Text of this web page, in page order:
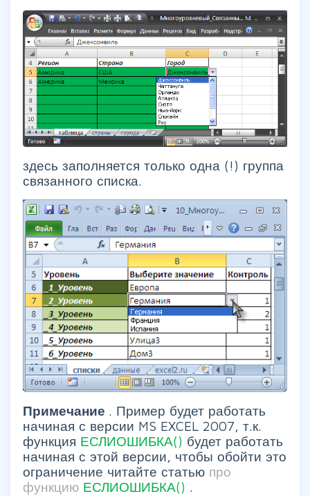
здесь заполняется только одна (!) группа
связанного списка.
Примечание . Пример будет работать
начиная с версии MS EXCEL 2007, т.к.
функция ЕСЛИОШИБКА() будет работать
начиная с этой версии, чтобы обойти это
ограничение читайте статью про
функцию ЕСЛИОШИБКА() .